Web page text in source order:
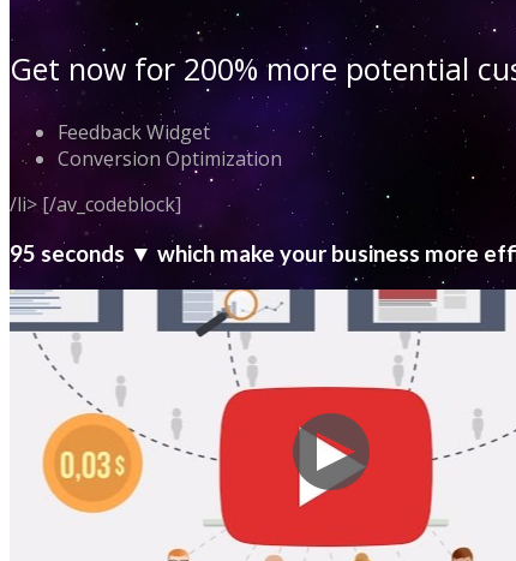
Get now for 200% more potential
Feedback Widget
Conversion Optimization
/li> [/av_codeblock]
95 seconds ▼ which make your business more